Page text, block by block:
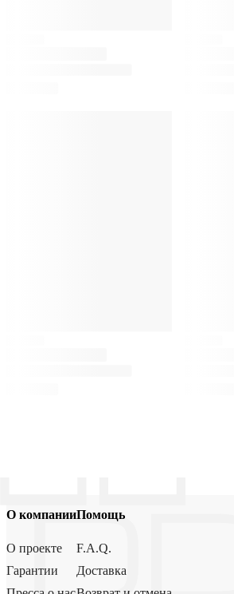
О компании
О проекте
Гарантии
Помощь
F.A.Q.
Доставка